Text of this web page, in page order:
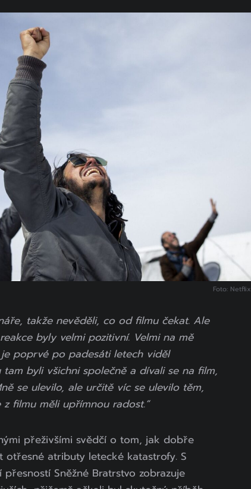
Foto: Netflix
takže nevěděli, co od filmu čekat. Ale
byly velmi pozitivní. Velmi na mě
poprvé po padesáti letech viděl
byli všichni společně a dívali se na film,
se ulevilo, ale určitě víc se ulevilo těm,
filmu měli upřímnou radost.“
přeživšími svědčí o tom, jak dobře
otřesné atributy letecké katastrofy. S
Sněžné Bratrstvo zobrazuje